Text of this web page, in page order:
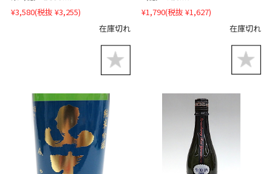
¥3,580(税抜 ¥3,255)
在庫切れ
¥1,790(税抜 ¥1,627)
在庫切れ